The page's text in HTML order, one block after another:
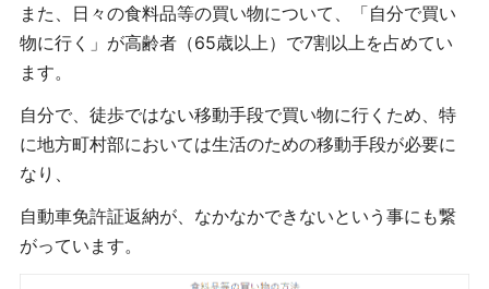
また、日々の食料品等の買い物について、「自分で買い
物に行く」が高齢者（65歳以上）で7割以上を占めてい
ます。
自分で、徒歩ではない移動手段で買い物に行くため、特
に地方町村部においては生活のための移動手段が必要に
なり、
自動車免許証返納が、なかなかできないという事にも繋
がっています。